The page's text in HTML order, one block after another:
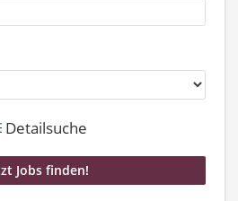
Detailsuche